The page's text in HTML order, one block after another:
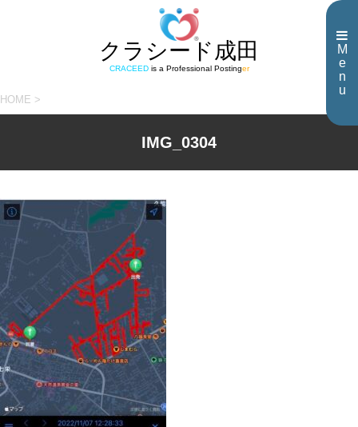
M
e
n
u
クラシード成田
CRACEEDis a Professional Postinger
HOME >
IMG_0304